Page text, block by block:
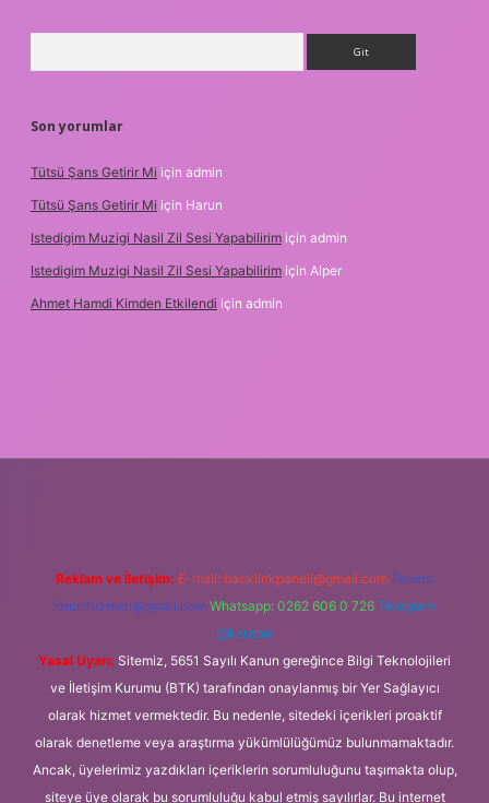
Son yorumlar
Tütsü Şans Getirir Mi için admin
Tütsü Şans Getirir Mi için Harun
Istedigim Muzigi Nasil Zil Sesi Yapabilirim için admin
Istedigim Muzigi Nasil Zil Sesi Yapabilirim için Alper
Ahmet Hamdi Kimden Etkilendi için admin
Reklam ve İletişim: E-mail: backlinkpaneli@gmail.com Teams:
forumhizmeti@gmail.com Whatsapp: 0262 606 0 726 Telegram:
@karabul
Yasal Uyarı: Sitemiz, 5651 Sayılı Kanun gereğince Bilgi Teknolojileri
ve İletişim Kurumu (BTK) tarafından onaylanmış bir Yer Sağlayıcı
olarak hizmet vermektedir. Bu nedenle, sitedeki içerikleri proaktif
olarak denetleme veya araştırma yükümlülüğümüz bulunmamaktadır.
Ancak, üyelerimiz yazdıkları içeriklerin sorumluluğunu taşımakta olup,
siteye üye olarak bu sorumluluğu kabul etmiş sayılırlar. Bu internet